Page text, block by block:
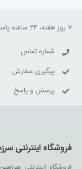
۷ روز هفته، ۲۴ ساعته پاسخگوی شما هستیم.
شماره تماس
پیگیری سفارش
پرسش و پاسخ
فروشگاه اینترنتی